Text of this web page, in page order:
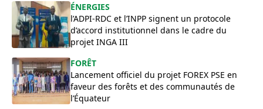
ÉNERGIES
l’ADPI-RDC et l’INPP signent un protocole
d’accord institutionnel dans le cadre du
projet INGA III
FORÊT
Lancement officiel du projet FOREX PSE en
faveur des forêts et des communautés de
l’Équateur